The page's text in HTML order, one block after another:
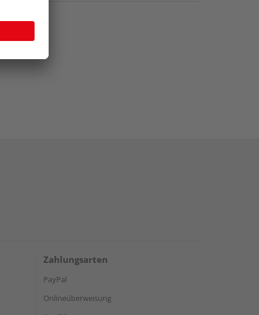
Zahlungsarten
PayPal
Onlineüberweisung